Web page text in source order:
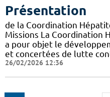
Présentation
de la Coordination
Missions La Coordination
a pour objet le
et concertées de lutte
26/02/2026 12:36